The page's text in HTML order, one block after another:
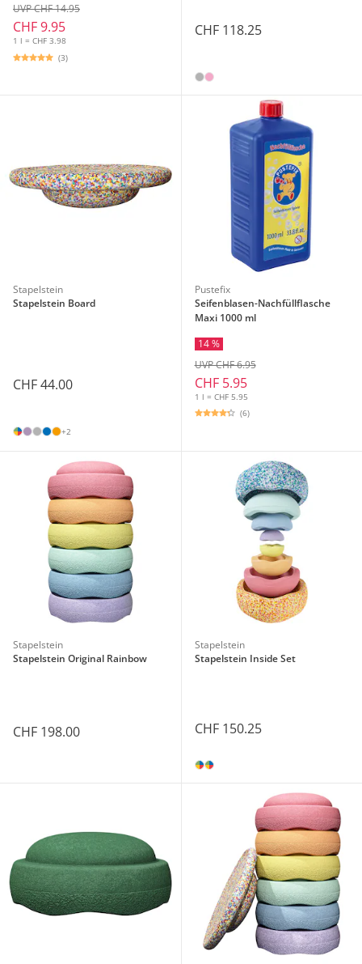
CHF 9.95
UVP CHF 14.95
1 l = CHF 3.98
(3)
CHF 118.25
Stapelstein
Stapelstein Board
CHF 44.00
+2
Pustefix
Seifenblasen-Nachfüllflasche
Maxi 1000 ml
14 %
CHF 5.95
UVP CHF 6.95
1 l = CHF 5.95
(6)
Stapelstein
Stapelstein Original Rainbow
CHF 198.00
Stapelstein
Stapelstein Inside Set
CHF 150.25